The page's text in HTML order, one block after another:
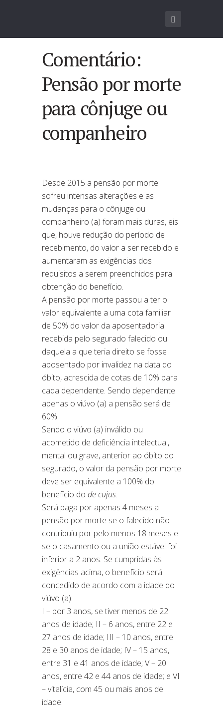
Comentário:
Pensão por morte
para cônjuge ou
companheiro
Desde 2015 a pensão por morte
sofreu intensas alterações e as
mudanças para o cônjuge ou
companheiro (a) foram mais duras, eis
que, houve redução do período de
recebimento, do valor a ser recebido e
aumentaram as exigências dos
requisitos a serem preenchidos para
obtenção do benefício.
A pensão por morte passou a ter o
valor equivalente a uma cota familiar
de 50% do valor da aposentadoria
recebida pelo segurado falecido ou
daquela a que teria direito se fosse
aposentado por invalidez na data do
óbito, acrescida de cotas de 10% para
cada dependente. Sendo dependente
apenas o viúvo (a) a pensão será de
60%.
Sendo o viúvo (a) inválido ou
acometido de deficiência intelectual,
mental ou grave, anterior ao óbito do
segurado, o valor da pensão por morte
deve ser equivalente a 100% do
benefício do de cujus.
Será paga por apenas 4 meses a
pensão por morte se o falecido não
contribuiu por pelo menos 18 meses e
se o casamento ou a união estável foi
inferior a 2 anos. Se cumpridas às
exigências acima, o benefício será
concedido de acordo com a idade do
viúvo (a):
I – por 3 anos, se tiver menos de 22
anos de idade; II – 6 anos, entre 22 e
27 anos de idade; III – 10 anos, entre
28 e 30 anos de idade; IV – 15 anos,
entre 31 e 41 anos de idade; V – 20
anos, entre 42 e 44 anos de idade; e VI
– vitalícia, com 45 ou mais anos de
idade.